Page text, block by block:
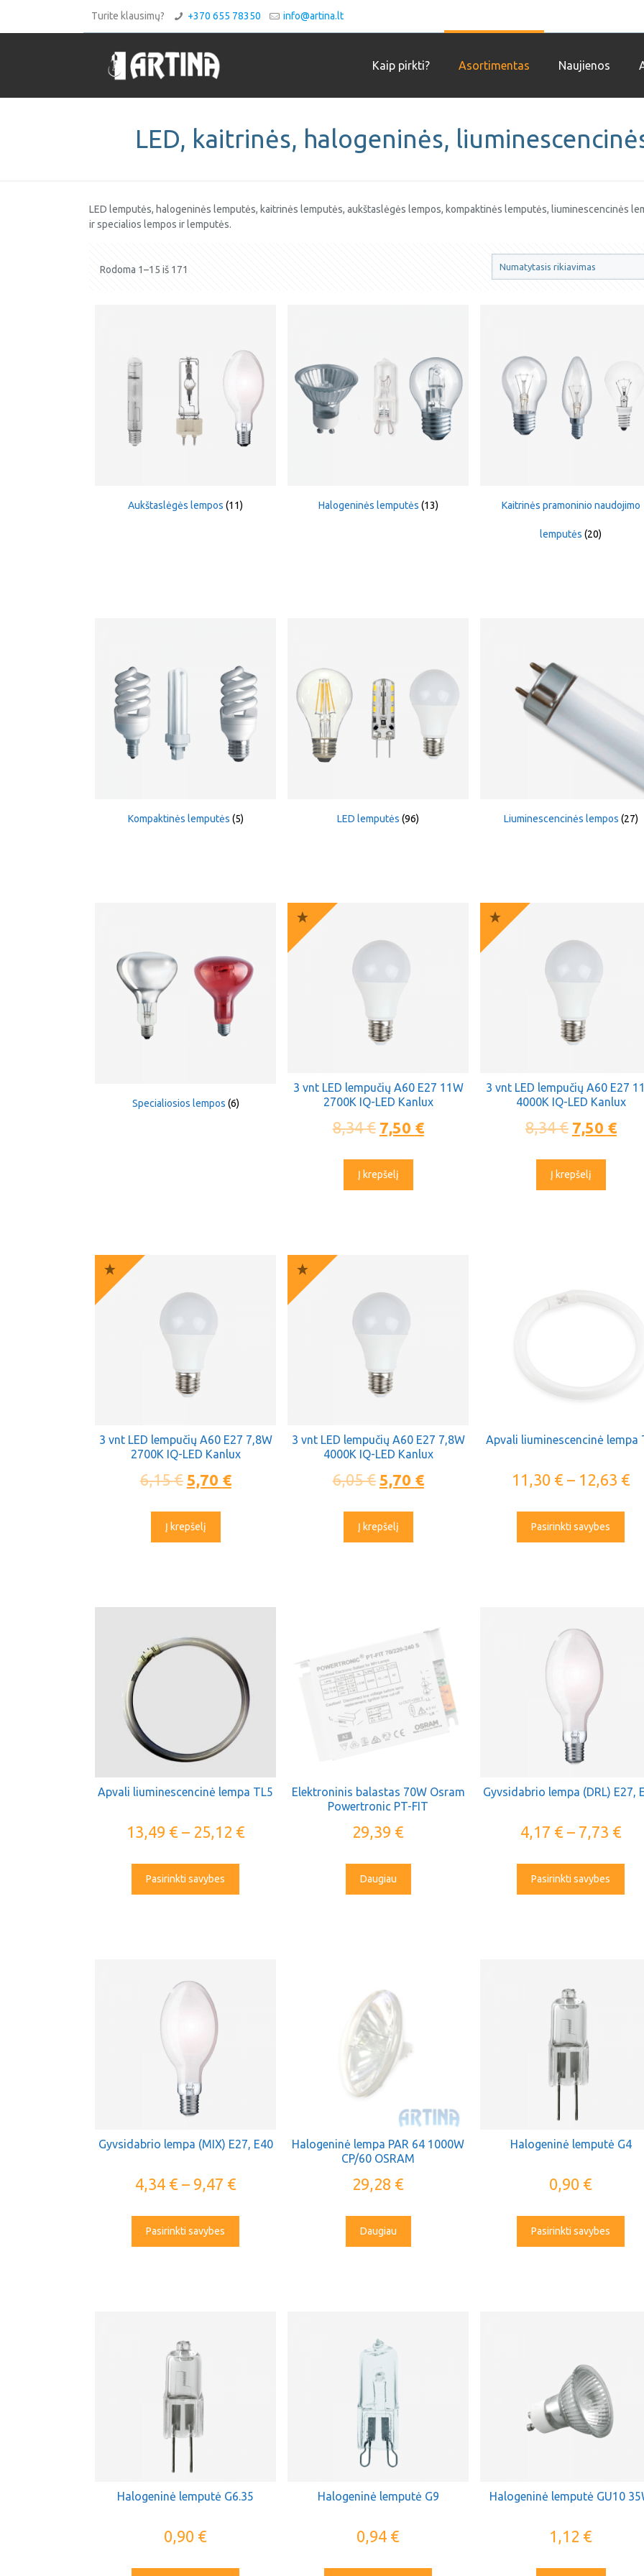
Turite klausimų? +370 655 78350 info@artina.lt
Kaip pirkti? Asortimentas Naujienos
LED, kaitrinės, halogeninės,
LED lemputės, halogeninės lemputės, kaitrinės lemputės, aukštaslėgės lempos, kompaktinės lemputės, liuminescencinės
ir specialios lempos ir lemputės.
Rodoma 1–15 iš 171
Aukštaslėgės lempos(11) Halogeninės lemputės (13) Kaitrinės pramoninio naudojimo
lemputės(20)
Kompaktinės lemputės (5) LED lemputės(96) Liuminescencinės lempos (27)
Specialiosios lempos (6)
3 vnt LED lempučių A60 E27 11W
2700K IQ-LED Kanlux
8,34€ 7,50 €
Į krepšelį
3 vnt LED lempučių A60 E27
4000K IQ-LED Kanlux
8,34€ 7,50 €
Į krepšelį
3 vnt LED lempučių A60 E27 7,8W
2700K IQ-LED Kanlux
6,15€ 5,70 €
Į krepšelį
3 vnt LED lempučių A60 E27 7,8W
4000K IQ-LED Kanlux
6,05€ 5,70 €
Į krepšelį
Apvali liuminescencinė lempa
11,30 € – 12,63 €
Pasirinkti savybes
Apvali liuminescencinė lempa TL5
13,49 € – 25,12 €
Pasirinkti savybes
Elektroninis balastas 70W Osram
Powertronic PT-FIT
29,39 €
Daugiau
Gyvsidabrio lempa (DRL) E27,
4,17 € – 7,73 €
Pasirinkti savybes
Gyvsidabrio lempa (MIX) E27, E40
4,34 € – 9,47 €
Pasirinkti savybes
Halogeninė lempa PAR 64 1000W
CP/60 OSRAM
29,28 €
Daugiau
Halogeninė lemputė G4
0,90 €
Pasirinkti savybes
Halogeninė lemputė G6.35
0,90 €
Halogeninė lemputė G9
0,94 €
Halogeninė lemputė GU10
1,12 €